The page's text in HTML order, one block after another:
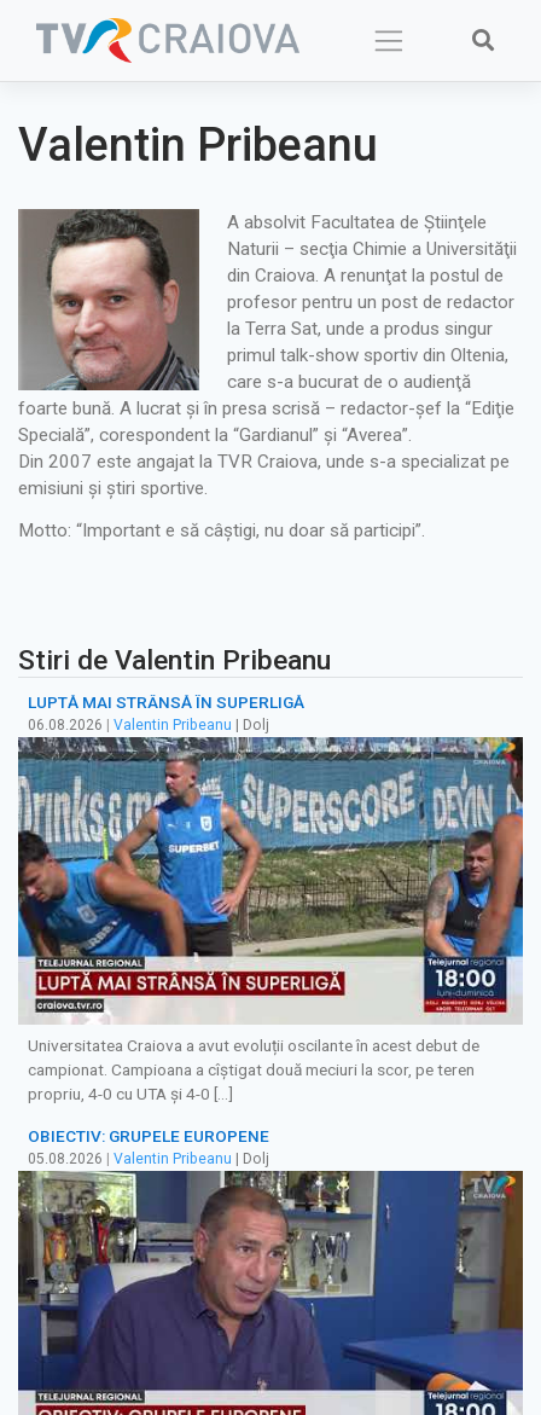
Valentin Pribeanu
A absolvit Facultatea de Ştiinţele
Naturii – secţia Chimie a Universităţii
din Craiova. A renunţat la postul de
profesor pentru un post de redactor
la Terra Sat, unde a produs singur
primul talk-show sportiv din Oltenia,
care s-a bucurat de o audienţă
foarte bună. A lucrat şi în presa scrisă – redactor-şef la “Ediţie
Specială”, corespondent la “Gardianul” şi “Averea”.
Din 2007 este angajat la TVR Craiova, unde s-a specializat pe
emisiuni şi ştiri sportive.
Motto: “Important e să câştigi, nu doar să participi”.
Stiri de Valentin Pribeanu
LUPTĂ MAI STRÂNSĂ ÎN SUPERLIGĂ
06.08.2026 | Valentin Pribeanu | Dolj
Universitatea Craiova a avut evoluții oscilante în acest debut de
campionat. Campioana a cîștigat două meciuri la scor, pe teren
propriu, 4-0 cu UTA și 4-0 […]
OBIECTIV: GRUPELE EUROPENE
05.08.2026 Valentin Pribeanu | Dolj